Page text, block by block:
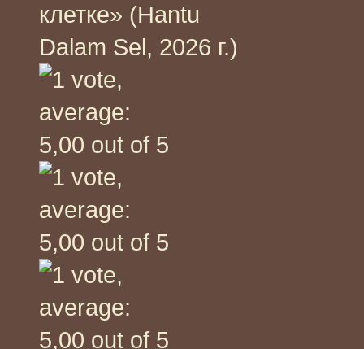
клетке» (Hantu
Dalam Sel, 2026 г.)